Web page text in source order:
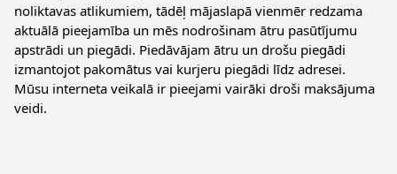
noliktavas atlikumiem, tādēļ mājaslapā vienmēr redzama
aktuālā pieejamība un mēs nodrošinam ātru pasūtījumu
apstrādi un piegādi. Piedāvājam ātru un drošu piegādi
izmantojot pakomātus vai kurjeru piegādi līdz adresei.
Mūsu interneta veikalā ir pieejami vairāki droši maksājuma
veidi.